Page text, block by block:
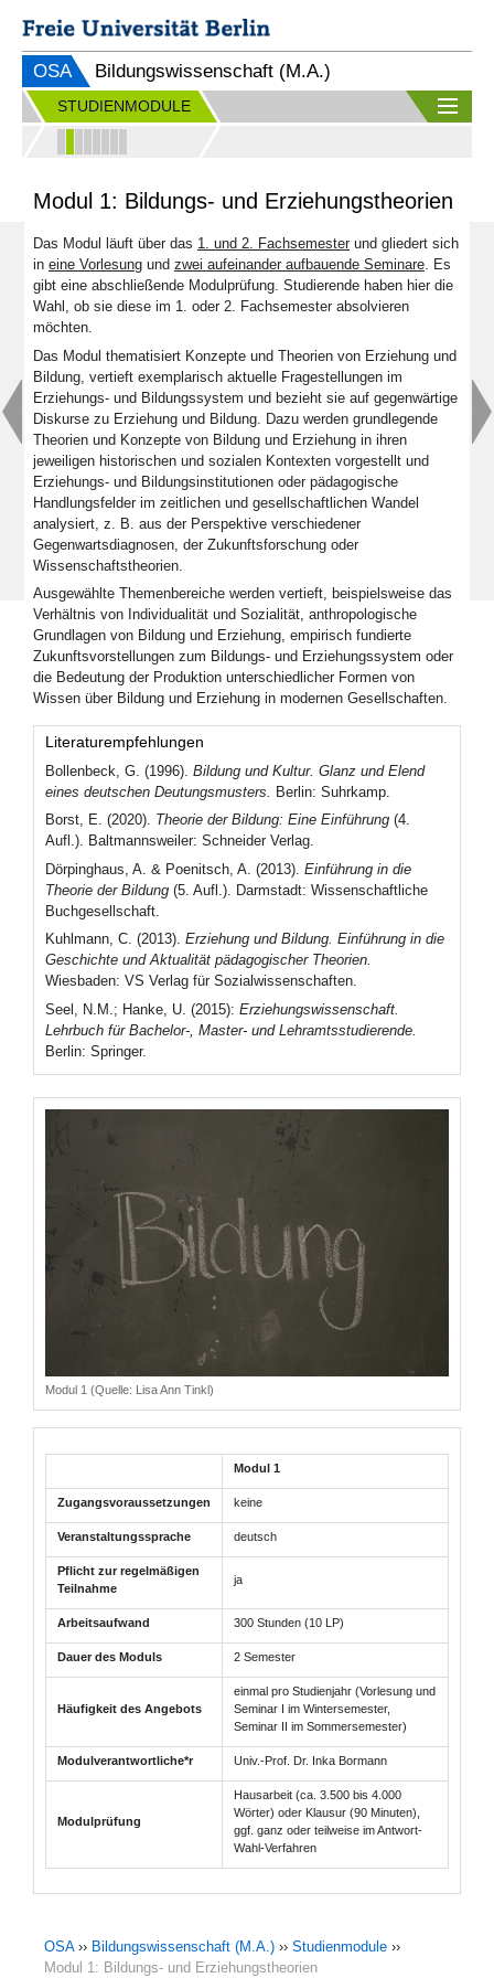
OSA Bildungswissenschaft (M.A.)
STUDIENMODULE
Modul 1: Bildungs- und Erziehungstheorien
Das Modul läuft über das 1. und 2. Fachsemester und gliedert sich
in eine Vorlesung und zwei aufeinander aufbauende Seminare. Es
gibt eine abschließende Modulprüfung. Studierende haben hier die
Wahl, ob sie diese im 1. oder 2. Fachsemester absolvieren
möchten.
Das Modul thematisiert Konzepte und Theorien von Erziehung und
Bildung, vertieft exemplarisch aktuelle Fragestellungen im
Erziehungs- und Bildungssystem und bezieht sie auf gegenwärtige
Diskurse zu Erziehung und Bildung. Dazu werden grundlegende
Theorien und Konzepte von Bildung und Erziehung in ihren
jeweiligen historischen und sozialen Kontexten vorgestellt und
Erziehungs- und Bildungsinstitutionen oder pädagogische
Handlungsfelder im zeitlichen und gesellschaftlichen Wandel
analysiert, z. B. aus der Perspektive verschiedener
Gegenwartsdiagnosen, der Zukunftsforschung oder
Wissenschaftstheorien.
Ausgewählte Themenbereiche werden vertieft, beispielsweise das
Verhältnis von Individualität und Sozialität, anthropologische
Grundlagen von Bildung und Erziehung, empirisch fundierte
Zukunftsvorstellungen zum Bildungs- und Erziehungssystem oder
die Bedeutung der Produktion unterschiedlicher Formen von
Wissen über Bildung und Erziehung in modernen Gesellschaften.
Literaturempfehlungen
Bollenbeck, G. (1996). Bildung und Kultur. Glanz und Elend
eines deutschen Deutungsmusters.
Berlin: Suhrkamp.
Borst, E. (2020). Theorie der Bildung: Eine Einführung (4.
Aufl.). Baltmannsweiler: Schneider Verlag.
Dörpinghaus, A. & Poenitsch, A. (2013). Einführung in die
Theorie der Bildung (5. Aufl.). Darmstadt: Wissenschaftliche
Buchgesellschaft.
Kuhlmann, C. (2013). Erziehung und Bildung. Einführung in die
Geschichte und Aktualität pädagogischer Theorien.
Wiesbaden: VS Verlag für Sozialwissenschaften.
Seel, N.M.; Hanke, U. (2015): Erziehungswissenschaft.
Lehrbuch für Bachelor-, Master- und Lehramtsstudierende.
Berlin: Springer.
Modul 1 (Quelle: Lisa Ann Tinkl)
Modul 1
Zugangsvoraussetzungen keine
Veranstaltungssprache deutsch
Pflicht zur regelmäßigen
Teilnahme
ja
Arbeitsaufwand 300 Stunden (10 LP)
Dauer des Moduls 2 Semester
Häufigkeit des Angebots
einmal pro Studienjahr (Vorlesung und
Seminar I im Wintersemester,
Seminar II im Sommersemester)
Modulverantwortliche*r Univ.-Prof. Dr. Inka Bormann
Modulprüfung
Hausarbeit (ca. 3.500 bis 4.000
Wörter) oder Klausur (90 Minuten),
ggf. ganz oder teilweise im Antwort-
Wahl-Verfahren
OSA›› Bildungswissenschaft (M.A.) ›› Studienmodule ››
Modul 1: Bildungs- und Erziehungstheorien